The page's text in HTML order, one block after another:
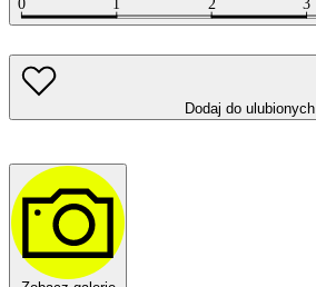
Dodaj do ulubionych